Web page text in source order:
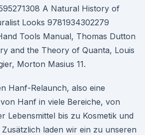
A Natural History of
Looks 9781934302279
Tools Manual, Thomas Dutton
and the Theory of Quanta, Louis
Morton Masius 11.
Hanf-Relaunch, also eine
Hanf in viele Bereiche, von
Lebensmittel bis zu Kosmetik und
laden wir ein zu unseren